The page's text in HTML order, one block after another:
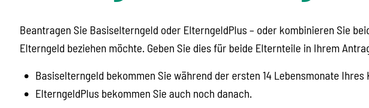
Beantragen Sie Basiselterngeld oder ElterngeldPlus – oder kombinieren Sie
Elterngeld beziehen möchte. Geben Sie dies für beide Elternteile in Ihrem
Basiselterngeld bekommen Sie während der ersten 14 Lebensmonate Ihres
ElterngeldPlus bekommen Sie auch noch danach.